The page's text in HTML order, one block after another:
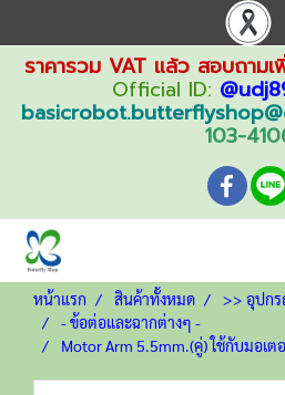
ราคารวม VAT แล้ว สอบถาม
Official ID:
103-
หน้าแรก สินค้าทั้งหมด
>> อุปก
- ข้อต่อและฉากต่างๆ -
Motor Arm 5.5mm.(คู่) ใช้กับมอเต